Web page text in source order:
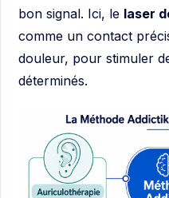
bon signal. Ici, le laser
comme un contact
douleur, pour stimuler
déterminés.